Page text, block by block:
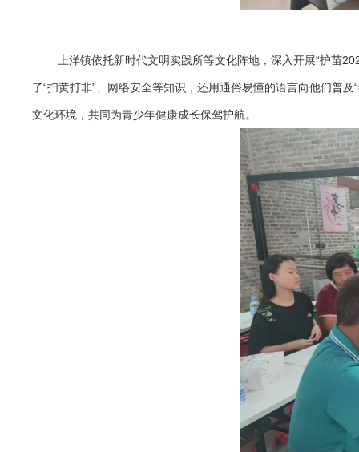
上洋镇依托新时代文明实践所等文化阵地，深入开展“护苗
了“扫黄打非”、网络安全等知识，还用通俗易懂的语言向他们普
文化环境，共同为青少年健康成长保驾护航。